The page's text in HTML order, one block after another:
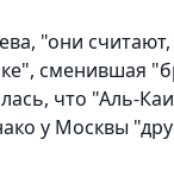
"они
сменившая
что "Аль-
у Москвы